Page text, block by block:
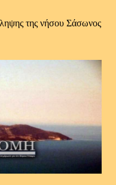
της νήσου Σάσωνος